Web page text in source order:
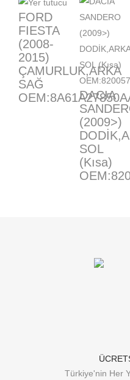
FORD
FIESTA
(2008-
2015)
ÇAMURLUK,ARKA
SAĞ
DACIA
(2009>)
SOL
(Kısa)
Türkiye'nin Her